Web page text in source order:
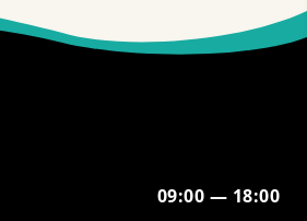
09:00 — 18:00